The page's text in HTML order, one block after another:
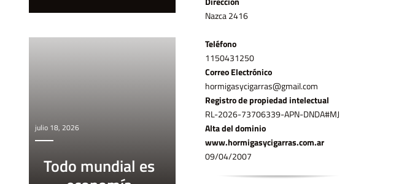
julio 18, 2026
Todo mundial es
Nazca 2416
Teléfono
11­50431250
Correo Electrónico
hormigasycigarras@gmail.com
Registro de propiedad intelectual
RL-2026-73706339-APN-DNDA#MJ
Alta del dominio
www.hormigasycigarras.com.ar
09/04/2007